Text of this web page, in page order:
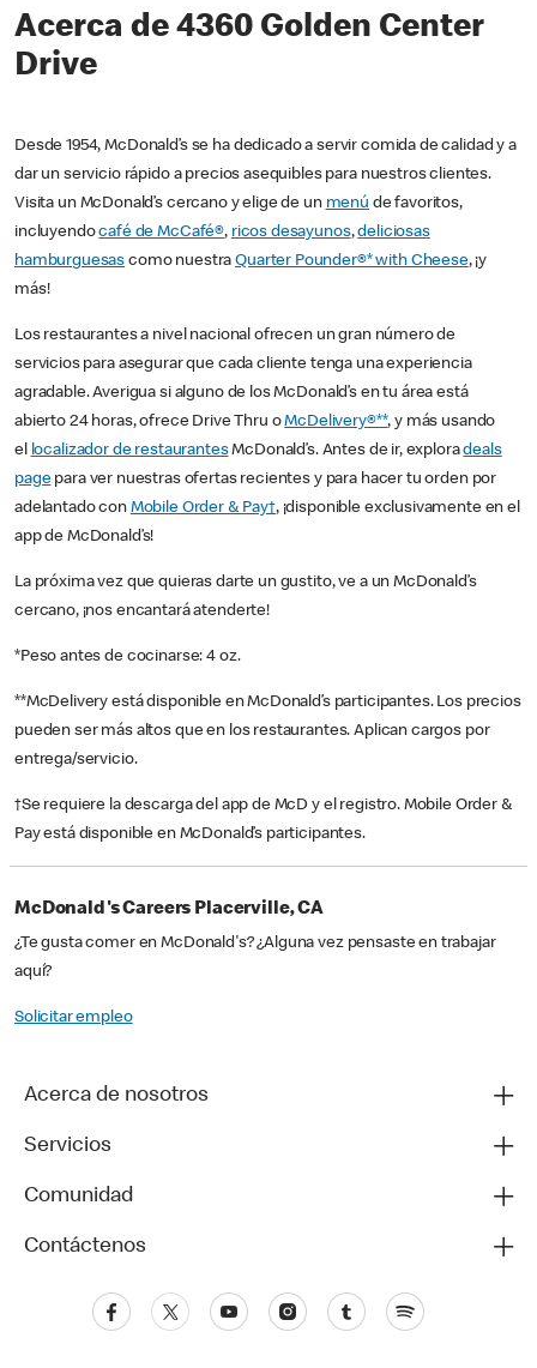
Acerca de 4360 Golden Center
Drive
Desde 1954, McDonald’s se ha dedicado a servir comida de calidad y a
dar un servicio rápido a precios asequibles para nuestros clientes.
Visita un McDonald’s cercano y elige de un menú de favoritos,
incluyendocafé de McCafé®, ricos desayunos,deliciosas
hamburguesas como nuestraQuarter Pounder®* with Cheese, ¡y
más!
Los restaurantes a nivel nacional ofrecen un gran número de
servicios para asegurar que cada cliente tenga una experiencia
agradable. Averigua si alguno de los McDonald’s en tu área está
abierto 24 horas, ofrece Drive Thru oMcDelivery®**, y más usando
el localizador de restaurantesMcDonald’s. Antes de ir, exploradeals
pagepara ver nuestras ofertas recientes y para hacer tu orden por
adelantado con Mobile Order & Pay†, ¡disponible exclusivamente en el
app de McDonald’s!
La próxima vez que quieras darte un gustito, ve a un McDonald’s
cercano, ¡nos encantará atenderte!
*Peso antes de cocinarse: 4 oz.
**McDelivery está disponible en McDonald’s participantes. Los precios
pueden ser más altos que en los restaurantes. Aplican cargos por
entrega/servicio.
†Se requiere la descarga del app de McD y el registro. Mobile Order &
Pay está disponible en McDonald’s participantes.
McDonald's Careers Placerville, CA
¿Te gusta comer en McDonald's? ¿Alguna vez pensaste en trabajar
aquí?
Solicitar empleo
Acerca de nosotros
Servicios
Comunidad
Contáctenos